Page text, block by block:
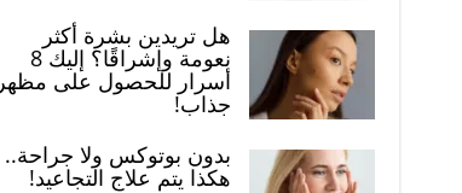
هل تريدين بشرة أكثر
نعومة وإشراقًا؟ إليك 8
أسرار للحصول على مظهر
جذاب!
بدون بوتوكس ولا جراحة..
هكذا يتم علاج التجاعيد!